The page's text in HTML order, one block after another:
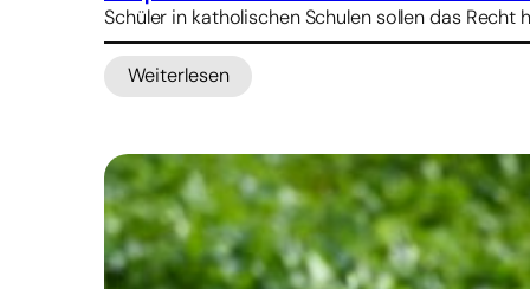
Schüler in katholischen Schulen sollen das
Weiterlesen
:
Florida
–
Staatsanwalt
droht
Kirche